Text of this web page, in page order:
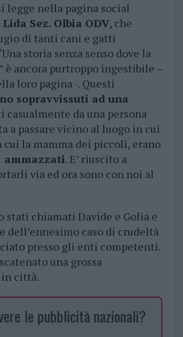
legge nella pagina social
Lida Sez. Olbia ODV, che
di tanti cani e gatti
storia senza senso dove la
è ancora purtroppo ingestibile –
loro pagina -. Questi
sopravvissuti ad una
casualmente da una persona
a passare vicino al luogo in cui
la mamma dei piccoli, erano
ammazzati. E’ riuscito a
via ed ora sono con noi al
stati chiamati Davide e Golia e
dell’ennesimo caso di crudeltà
presso gli enti competenti.
una grossa
città.
le pubblicità nazionali?